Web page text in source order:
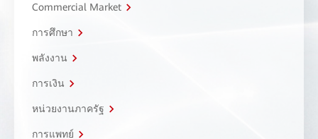
Commercial Market
การศึกษา
พลังงาน
การเงิน
หน่วยงานภาครัฐ
การแพทย์